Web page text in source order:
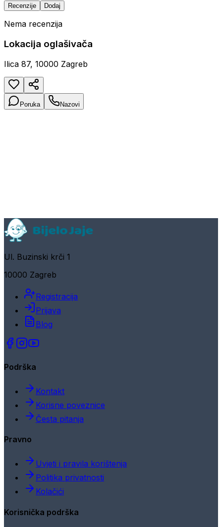
Recenzije Dodaj
Nema recenzija
Lokacija oglašivača
Ilica 87, 10000 Zagreb
Poruka Nazovi
Ul. Buzinski krči 1
10000 Zagreb
Registracija
Prijava
Blog
Podrška
Kontakt
Korisne poveznice
Česta pitanja
Pravno
Uvjeti i pravila korištenja
Politika privatnosti
Kolačići
Korisnička podrška